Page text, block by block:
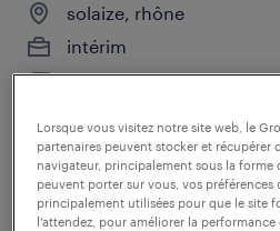
solaize, rhône
intérim
15,00 € par heure
publié le 31 juillet 2026
Lorsque vous visitez notre site web, le
partenaires peuvent stocker et récupérer
navigateur, principalement sous la forme
peuvent porter sur vous, vos
principalement utilisées pour que le site
l’attendez, pour améliorer la